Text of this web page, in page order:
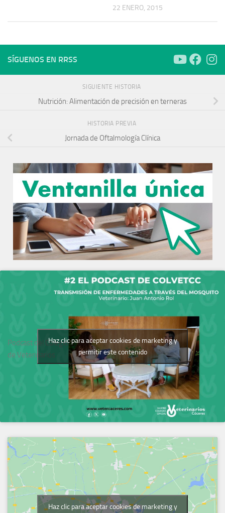
22 ENERO, 2015
SÍGUENOS EN RRSS
SIGUIENTE HISTORIA
Nutrición: Alimentación de precisión en terneras
HISTORIA PREVIA
Jornada de Oftalmología Clínica
Podcast del Colegio
de Veterinarios
Haz clic para aceptar cookies de marketing y
permitir este contenido
Haz clic para aceptar cookies de marketing y